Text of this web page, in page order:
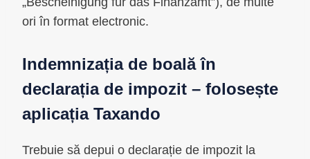
ori în format electronic.
Indemnizația de boală în
declarația de impozit – folosește
aplicația Taxando
Trebuie să depui o declarație de impozit la